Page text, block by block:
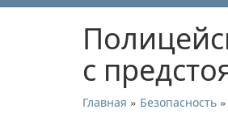
с
Главная » Безопасность